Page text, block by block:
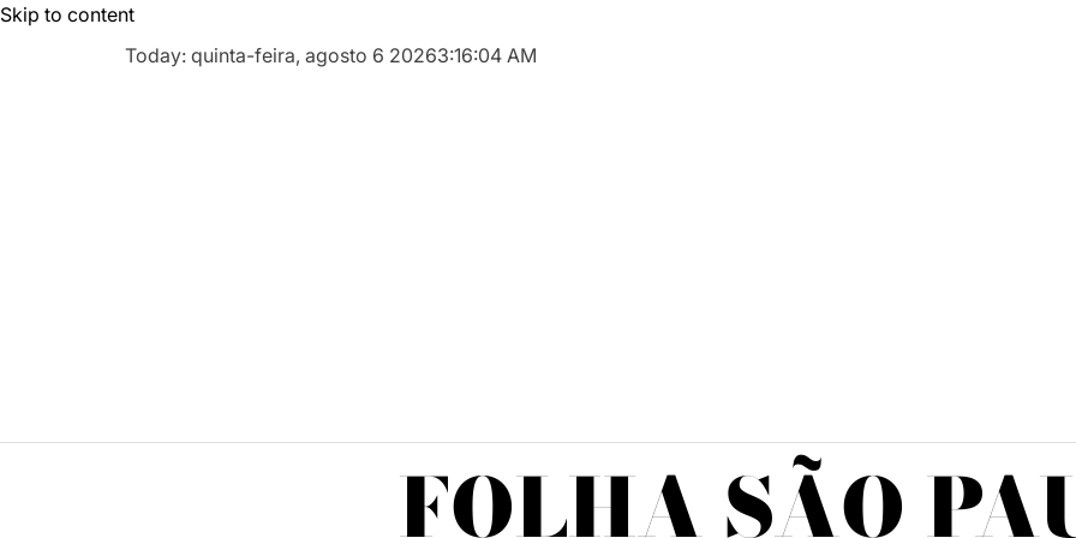
Skip to content
Today: quinta-feira, agosto 6 20263:16:05 AM
FOLHA SÃO